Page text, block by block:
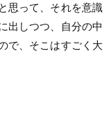
思って、それを意識
出しつつ、自分の中
で、そこはすごく大